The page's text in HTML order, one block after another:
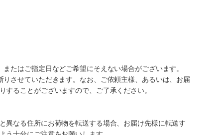
たはご指定日などご希望にそえない場合がございます。
させていただきます。なお、ご依頼主様、あるいは、お届
ることがございますので、ご了承ください。
異なる住所にお荷物を転送する場合、お届け先様に転送す